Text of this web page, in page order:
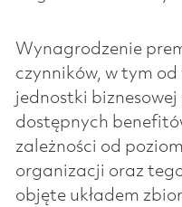
Wynagrodzenie
czynników, w tym
jednostki
dostępnych
zależności od
organizacji oraz
objęte układem